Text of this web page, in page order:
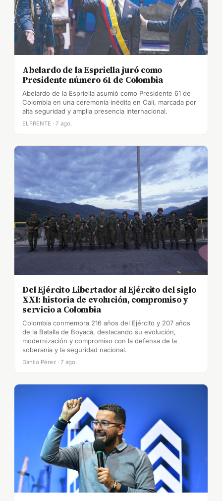
Abelardo de la Espriella juró como
Presidente número 61 de Colombia
Abelardo de la Espriella asumió como Presidente 61 de
Colombia en una ceremonia inédita en Cali, marcada por
alta seguridad y amplia presencia internacional.
ELFRENTE · 7 ago.
Del Ejército Libertador al Ejército del siglo
XXI: historia de evolución, compromiso y
servicio a Colombia
Colombia conmemora 216 años del Ejército y 207 años
de la Batalla de Boyacá, destacando su evolución,
modernización y compromiso con la defensa de la
soberanía y la seguridad nacional.
Danilo Pérez · 7 ago.